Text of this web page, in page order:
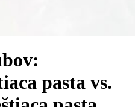
pasta vs.